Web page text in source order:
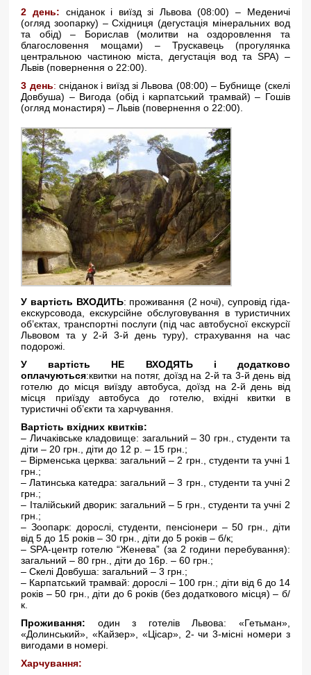
2 день: сніданок і виїзд зі Львова (08:00) – Меденичі
(огляд зоопарку) – Східниця (дегустація мінеральних вод
та обід) – Борислав (молитви на оздоровлення та
благословення мощами) – Трускавець (прогулянка
центральною частиною міста, дегустація вод та SPA) –
Львів (повернення о 22:00).
3 день: сніданок і виїзд зі Львова (08:00) – Бубнище (скелі
Довбуша) – Вигода (обід і карпатський трамвай) – Гошів
(огляд монастиря) – Львів (повернення о 22:00).
У вартість ВХОДИТЬ: проживання (2 ночі), супровід гіда-
екскурсовода, екскурсійне обслуговування в туристичних
об’єктах, транспортні послуги (під час автобусної екскурсії
Львовом та у 2-й 3-й день туру), страхування на час
подорожі.
У вартість НЕ ВХОДЯТЬ і додатково
оплачуються:квитки на потяг, доїзд на 2-й та 3-й день від
готелю до місця виїзду автобуса, доїзд на 2-й день від
місця приїзду автобуса до готелю, вхідні квитки в
туристичні об’єкти та харчування.
Вартість вхідних квитків:
– Личаківське кладовище: загальний – 30 грн., студенти та
діти – 20 грн., діти до 12 р. – 15 грн.;
– Вірменська церква: загальний – 2 грн., студенти та учні 1
грн.;
– Латинська катедра: загальний – 3 грн., студенти та учні 2
грн.;
– Італійський дворик: загальний – 5 грн., студенти та учні 2
грн.;
– Зоопарк: дорослі, студенти, пенсіонери – 50 грн., діти
від 5 до 15 років – 30 грн., діти до 5 років – б/к;
– SPA-центр готелю “Женева” (за 2 години перебування):
загальний – 80 грн., діти до 16р. – 60 грн.;
– Скелі Довбуша: загальний – 3 грн.;
– Карпатський трамвай: дорослі – 100 грн.; діти від 6 до 14
років – 50 грн., діти до 6 років (без додаткового місця) – б/
к.
Проживання: один з готелів Львова: «Гетьман»,
«Долинський», «Кайзер», «Цісар», 2- чи 3-місні номери з
вигодами в номері.
Харчування: